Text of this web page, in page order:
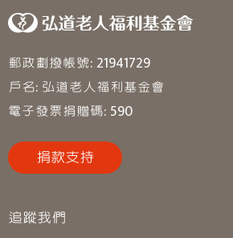
郵政劃撥帳號: 21941729
戶名: 弘道老人福利基金會
電子發票捐贈碼: 590
捐款支持
追蹤我們